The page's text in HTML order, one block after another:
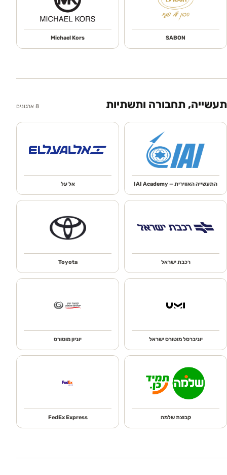
SABON
Michael Kors
תעשייה, תחבורה ותשתיות 8 ארגונים
התעשייה האווירית — IAI Academy אל על
רכבת ישראל Toyota
יוניברסל מוטורס ישראל יוניון מוטורס
קבוצת שלמה FedEx Express